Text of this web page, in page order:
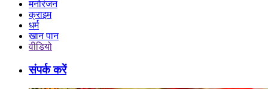
मनोरंजन
क्राइम
धर्म
खान पान
वीडियो
संपर्क करें